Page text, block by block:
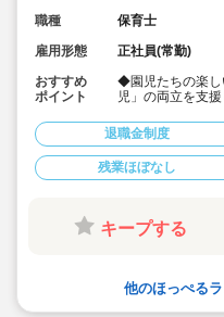
職種
保育士
雇用形態
正社員(常勤)
おすすめ
ポイント
◆園児たちの楽し
児」の両立を支援
◆時間外平均3時
◆年間休日は120
環境です。
◆時短勤務制度や
場づくりに力を
退職金制度
残業ほぼなし
キープする
他のほっぺる